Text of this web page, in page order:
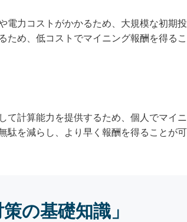
電力コストがかかるため、大規模な初期
め、低コストでマイニング報酬を得るこ
て計算能力を提供するため、個人でマイ
を減らし、より早く報酬を得ることが可
の基礎知識」